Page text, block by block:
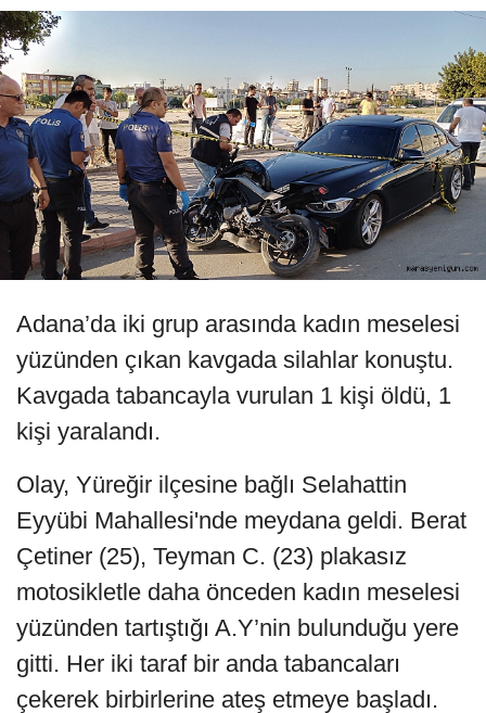
Adana’da iki grup arasında kadın meselesi
yüzünden çıkan kavgada silahlar konuştu.
Kavgada tabancayla vurulan 1 kişi öldü, 1
kişi yaralandı.
Olay, Yüreğir ilçesine bağlı Selahattin
Eyyübi Mahallesi'nde meydana geldi. Berat
Çetiner (25), Teyman C. (23) plakasız
motosikletle daha önceden kadın meselesi
yüzünden tartıştığı A.Y’nin bulunduğu yere
gitti. Her iki taraf bir anda tabancaları
çekerek birbirlerine ateş etmeye başladı.